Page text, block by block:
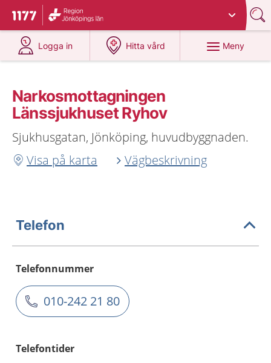
Till startsidan för 1177
Du har valt region
Logga in
på 1177.se
Hitta vård
på 1177.se
Meny
Narkosmottagningen
Länssjukhuset Ryhov
Sjukhusgatan, Jönköping, huvudbyggnaden.
Visa på karta
Vägbeskrivning
Telefon
Telefonnummer
010-242 21 80
Telefontider